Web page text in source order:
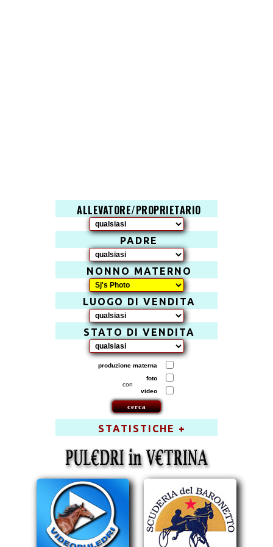
ALLEVATORE/PROPRIETARIO
PADRE
NONNO MATERNO
LUOGO DI VENDITA
STATO DI VENDITA
produzione materna
con
foto
video
STATISTICHE +